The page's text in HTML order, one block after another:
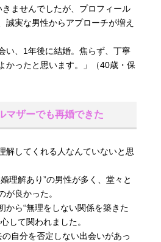
ませんでしたが、プロフィール
誠実な男性からアプローチが増え
い、1年後に結婚。焦らず、丁寧
かったと思います。」（40歳・保
ザーでも再婚できた
解してくれる人なんていないと思
理解あり”の男性が多く、堂々と
が良かった。
から“無理をしない関係を築きた
して関われました。
自分を否定しない出会いがあっ